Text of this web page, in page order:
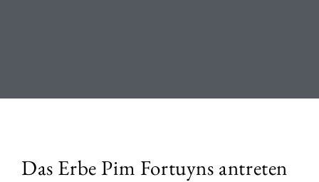
Das Erbe Pim Fortuyns antreten